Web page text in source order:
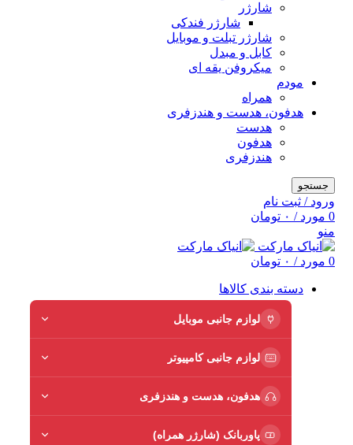
شارژر
شارژر فندکی
شارژر تبلت و موبایل
کابل و مبدل
میکروفن یقه ای
مودم
همراه
هدفون، هدست و هندزفری
هدست
هدفون
هندزفری
جستجو
ورود / ثبت نام
0 مورد / ۰ تومان
منو
0 مورد / ۰ تومان
دسته بندی کالاها
لوازم جانبی موبایل
لوازم جانبی کامپیوتر
هدفون، هدست و هندزفری
پاوربانک (شارژر همراه)